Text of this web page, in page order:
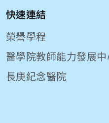
快速連結
榮譽學程
醫學院教師能力發展
長庚紀念醫院